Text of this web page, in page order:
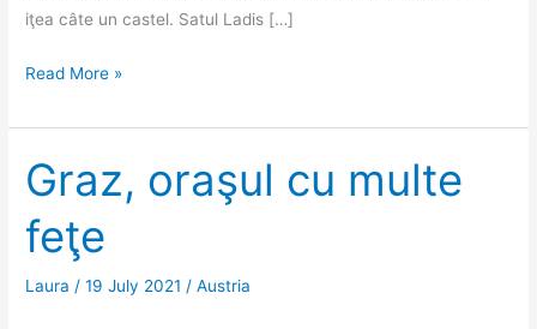
iţea câte un castel. Satul Ladis […]
Tirol
prima
vedere
Read More »
Graz, oraşul cu multe
feţe
Laura /19 July 2021 /Austria